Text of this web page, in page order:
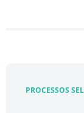
PROCESSOS